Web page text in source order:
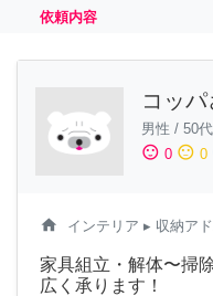
依頼内容
コッパ
男性 / 50代
sentiment_satisfied 0 sentiment_neutral 0
home インテリア ▸ 収納ア
家具組立・解体〜掃
広く承ります！